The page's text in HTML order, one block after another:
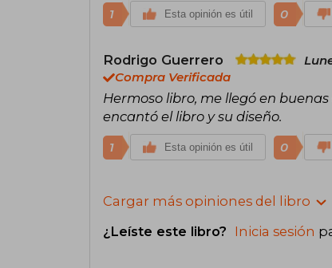
1 Esta opinión es útil 0
Rodrigo Guerrero
Compra Verificada
Hermoso libro, me llegó en
encantó el libro y su diseño.
1 Esta opinión es útil 0
Cargar más opiniones del libro
¿Leíste este libro? Inicia sesión